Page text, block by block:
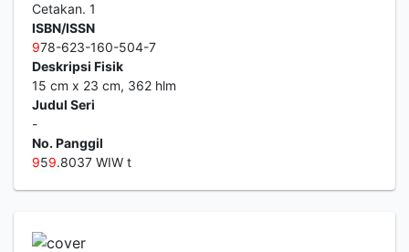
Cetakan. 1
ISBN/ISSN
978-623-160-504-7
Deskripsi Fisik
15 cm x 23 cm, 362 hlm
Judul Seri
-
No. Panggil
959.8037 WIW t